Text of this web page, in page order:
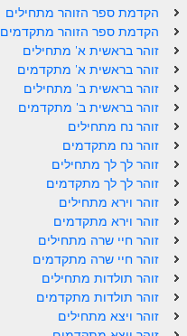
ספר הזוהר תולדות מתחילים
ספר הזוהר תולדות מתקדמים
ספר הזוהר ויצא מתחילים
ספר הזוהר ויצא מתקדמים
ספר הזוהר וישלח מתחילים
הזוהר הקדוש וישלח מתקדמים
הזוהר הקדוש וישב מתחילים
הזוהר הקדוש וישב מתקדמים
הזוהר הקדוש מקץ מתחילים
הזוהר הקדוש מקץ מתקדמים
הקדמת ספר הזוהר מתחילים
הקדמת ספר הזוהר מתקדמים
זוהר בראשית א' מתחילים
זוהר בראשית א' מתקדמים
זוהר בראשית ב' מתחילים
זוהר בראשית ב' מתקדמים
זוהר נח מתחילים
זוהר נח מתקדמים
זוהר לך לך מתחילים
זוהר לך לך מתקדמים
זוהר וירא מתחילים
זוהר וירא מתקדמים
זוהר חיי שרה מתחילים
זוהר חיי שרה מתקדמים
זוהר תולדות מתחילים
זוהר תולדות מתקדמים
זוהר ויצא מתחילים